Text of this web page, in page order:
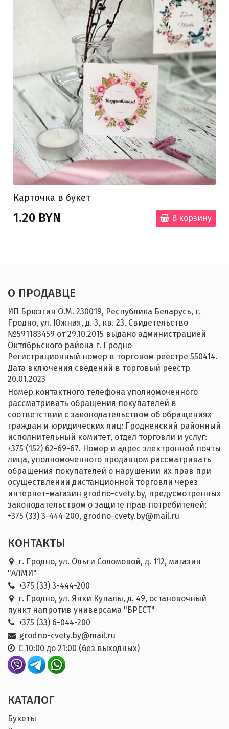
Карточка в букет
1.20 BYN В корзину
О ПРОДАВЦЕ
ИП Брюзгин О.М. 230019, Республика Беларусь, г.
Гродно, ул. Южная, д. 3, кв. 23. Свидетельство
№‎591183459 от 29.10.2015 выдано администрацией
Октябрьского района г. Гродно
Регистрационный номер в торговом реестре 550414.
Дата включения сведений в торговый реестр
20.01.2023
Номер контактного телефона уполномоченного
рассматривать обращения покупателей в
соответствии с законодательством об обращениях
граждан и юридических лиц: Гродненский районный
исполнительный комитет, отдел торговли и услуг:
+375 (152) 62-69-67. Номер и адрес электронной почты
лица, уполномоченного продавцом рассматривать
обращения покупателей о нарушении их прав при
осуществлении дистанционной торговли через
интернет-магазин grodno-cvety.by, предусмотренных
законодательством о защите прав потребителей:
+375 (33) 3-444-200, grodno-cvety.by@mail.ru
КОНТАКТЫ
г. Гродно, ул. Ольги Соломовой, д. 112, магазин
"АЛМИ"
+375 (33) 3-444-200
г. Гродно, ул. Янки Купалы, д. 49, остановочный
пункт напротив универсама "БРЕСТ"
+375 (33) 6-044-200
grodno-cvety.by@mail.ru
С 10:00 до 21:00 (без выходных)
КАТАЛОГ
Букеты